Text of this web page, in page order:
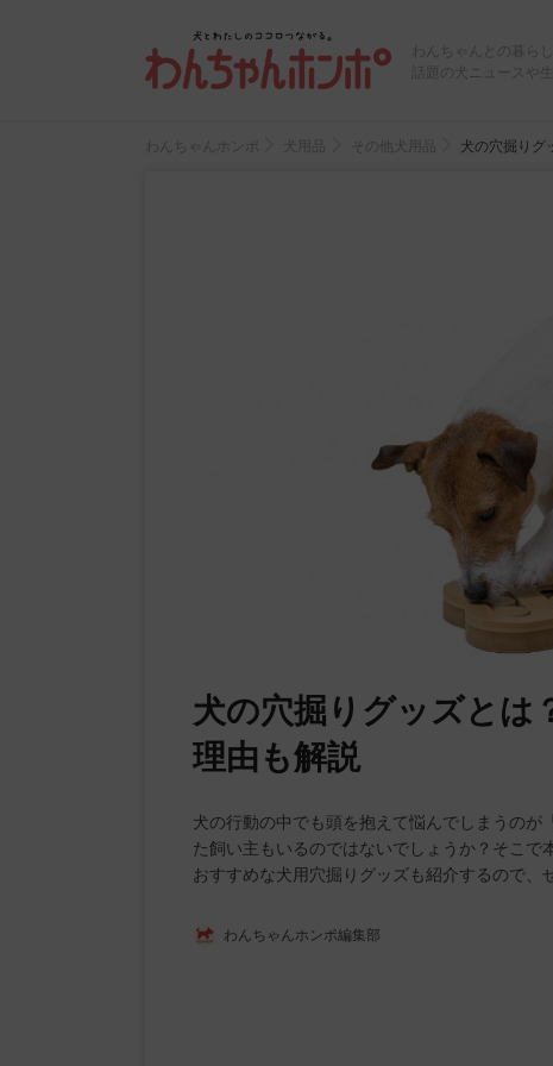
わんちゃんとの暮ら
話題の犬ニュースや
わんちゃんホンポ 犬用品 その他犬用品 犬の穴掘りグ
犬の穴掘りグッズとは
理由も解説
犬の行動の中でも頭を抱えて悩んでしまうの
た飼い主もいるのではないでしょうか？そこ
おすすめな犬用穴掘りグッズも紹介するので、
わんちゃんホンポ編集部